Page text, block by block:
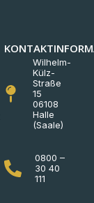
Wilhelm-
Külz-
Straße
15
06108
Halle
(Saale)
0800 –
30 40
111